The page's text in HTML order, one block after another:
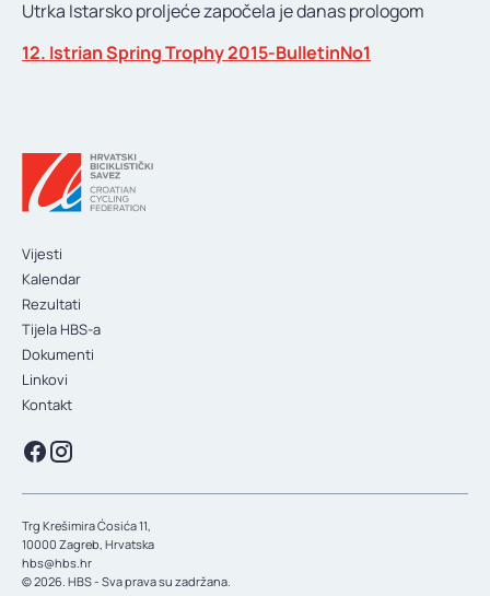
Utrka Istarsko proljeće započela je danas prologom
12. Istrian Spring Trophy 2015-BulletinNo1
Vijesti
Kalendar
Rezultati
Tijela HBS-a
Dokumenti
Linkovi
Kontakt
© 2026. HBS - Sva prava su zadržana.
Trg Krešimira Ćosića 11,
10000 Zagreb, Hrvatska
hbs@hbs.hr